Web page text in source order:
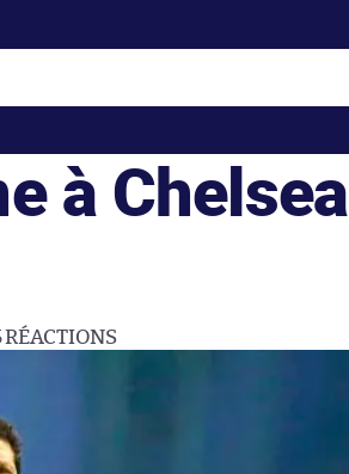
à Chelsea
RÉACTIONS